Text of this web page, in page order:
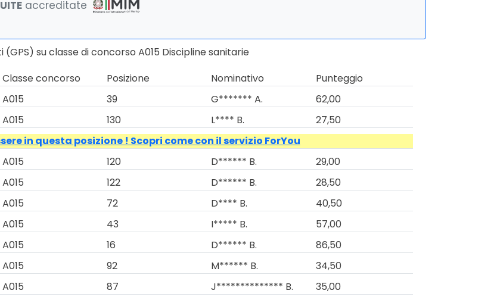
accreditate
su classe di concorso A015 Discipline sanitarie
Classe concorso Posizione Nominativo
Punteggio
A015 39 G******* A.
62,00
A015 130 L**** B.
27,50
in questa posizione ! Scopri come con il servizio ForYou
A015 120 D****** B.
29,00
A015 122 D****** B.
28,50
A015 72 D**** B.
40,50
A015 43 I***** B.
57,00
A015 16 D****** B.
86,50
A015 92 M****** B.
34,50
A015 87 J************** B.
35,00